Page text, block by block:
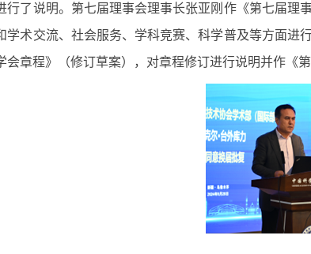
行了说明。第七届理事会理事长张亚刚作《第七届理
学术交流、社会服务、学科竞赛、科学普及等方面进
会章程》（修订草案），对章程修订进行说明并作《